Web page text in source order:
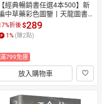
【經典暢銷書任選4本500】新
中草藥彩色圖鑒丨天龍圖書
體字專賣店丨978757422863
(tl2605_中智)
折後$289
1 % (賺2點)
滿799免運
放入購物車